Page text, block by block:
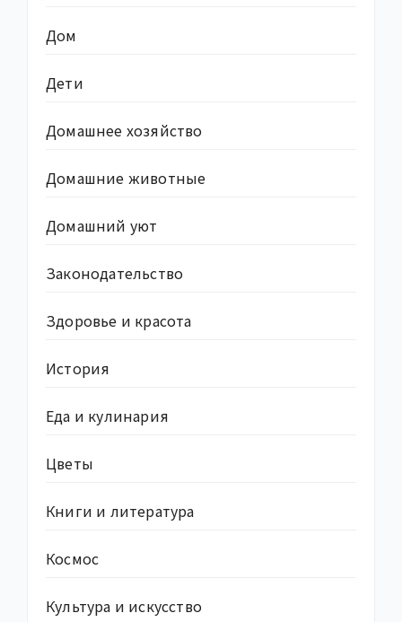
Дом
Дети
Домашнее хозяйство
Домашние животные
Домашний уют
Законодательство
Здоровье и красота
История
Еда и кулинария
Цветы
Книги и литература
Космос
Культура и искусство